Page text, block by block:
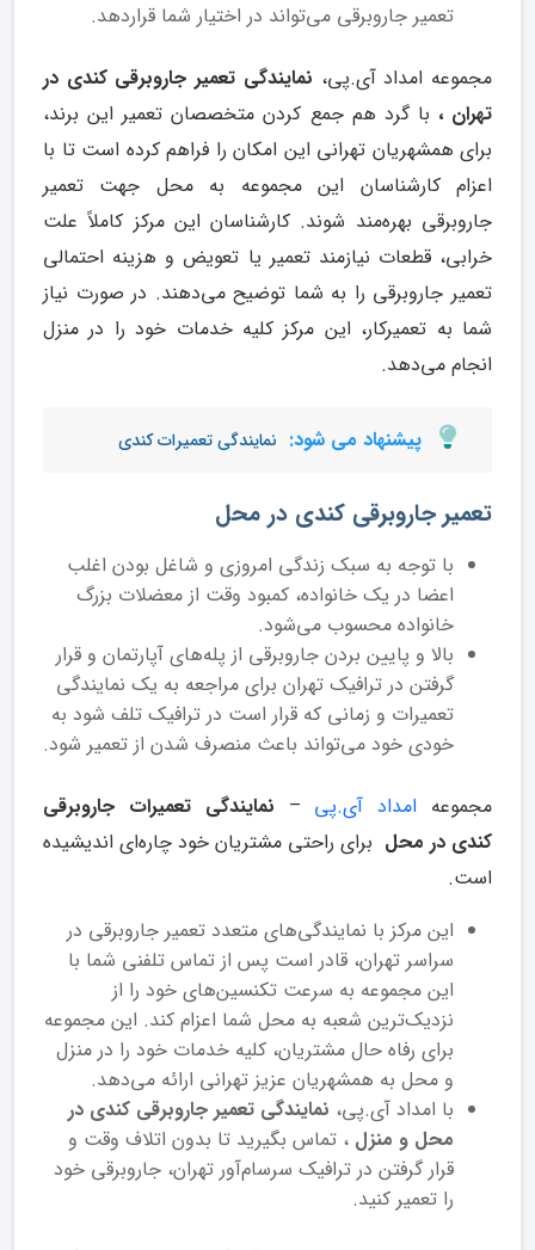
تعمیر جاروبرقی می‌تواند در اختیار شما قراردهد.
مجموعه امداد آی.پی، نمایندگی تعمیر جارو‌برقی کندی در
تهران ، با گرد هم جمع کردن متخصصان تعمیر این برند،
برای همشهریان تهرانی این امکان را فراهم کرده است تا با
اعزام کارشناسان این مجموعه به محل جهت تعمیر
جارو‌برقی بهره‌مند شوند. کارشناسان این مرکز کاملاً علت
خرابی، قطعات نیازمند تعمیر یا تعویض و هزینه احتمالی
تعمیر جاروبرقی را به شما توضیح می‌دهند. در صورت نیاز
شما به تعمیرکار، این مرکز کلیه خدمات خود را در منزل
انجام می‌دهد.
پیشنهاد می شود: نمایندگی تعمیرات کندی
تعمیر جاروبرقی کندی در محل
با توجه به سبک زندگی امروزی و شاغل بودن اغلب
اعضا در یک خانواده، کمبود وقت از معضلات بزرگ
خانواده محسوب می‌شود.
بالا و پایین بردن جاروبرقی از پله‌های آپارتمان و قرار
گرفتن در ترافیک تهران برای مراجعه به یک نمایندگی
تعمیرات و زمانی ‌که قرار است در ترافیک تلف شود به
خودی خود می‌تواند باعث منصرف شدن از تعمیر شود.
مجموعه امداد آی.پی – نمایندگی تعمیرات جارو‌برقی
کندی در محل برای راحتی مشتریان خود چاره‌ای اندیشیده
است.
این مرکز با نمایندگی‌های متعدد تعمیر جاروبرقی در
سراسر تهران، قادر است پس از تماس تلفنی شما با
این مجموعه به سرعت تکنسین‌های خود را از
نزدیک‌ترین شعبه به محل شما اعزام کند. این مجموعه
برای رفاه حال مشتریان، کلیه خدمات خود را در منزل
و محل به همشهریان عزیز تهرانی ارائه می‌دهد.
با امداد آی.پی، نمایندگی تعمیر جاروبرقی کندی در
محل و منزل ، تماس بگیرید تا بدون اتلاف وقت و
قرار گرفتن در ترافیک سرسام‌آور تهران، جارو‌برقی خود
را تعمیر کنید.